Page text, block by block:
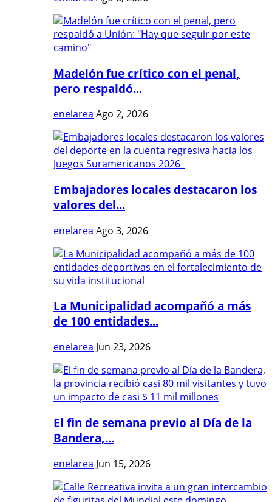
Madelón fue crítico con el penal,
pero respaldó...
enelarea Ago 2, 2026
Embajadores locales destacaron los
valores del...
enelarea Ago 3, 2026
La Municipalidad acompañó a más
de 100 entidades...
enelarea Jun 23, 2026
El fin de semana previo al Día de la
Bandera,...
enelarea Jun 15, 2026